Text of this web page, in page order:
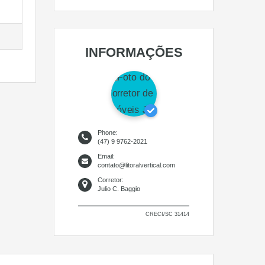
INFORMAÇÕES
Phone:
(47) 9 9762-2021
Email:
contato@litoralvertical.com
Corretor:
Julio C. Baggio
CRECI/SC 31414